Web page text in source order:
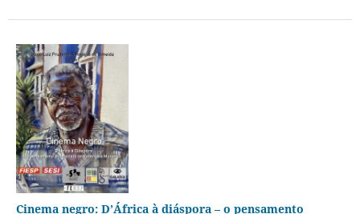
Cinema negro: D’África à diáspora – o pensamento